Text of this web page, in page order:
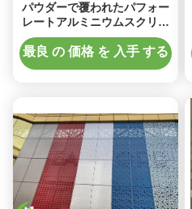
パウダーで覆われたパフォー
レートアルミニウムスクリー
ン 1200x2400mmサイズで
LEDライト付きの壁カバー用
最良 の 価格 を 入手 する